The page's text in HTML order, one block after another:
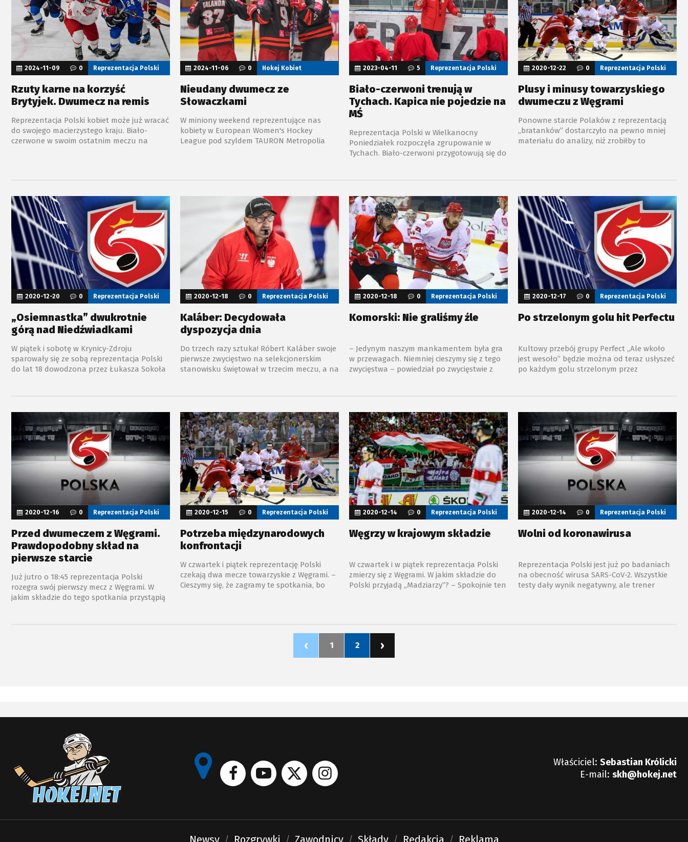
Rzuty karne na korzyść
Brytyjek. Dwumecz na remis
Reprezentacja Polski kobiet może już wracać
do swojego macierzystego kraju. Biało-
czerwone w swoim ostatnim meczu na
2024-11-09 0 Reprezentacja Polski
Nieudany dwumecz ze
Słowaczkami
W miniony weekend reprezentujące nas
kobiety w European Women's Hockey
League pod szyldem TAURON Metropolia
2024-11-06 0 Hokej Kobiet
Biało-czerwoni trenują w
Tychach. Kapica nie pojedzie na
MŚ
Reprezentacja Polski w Wielkanocny
Poniedziałek rozpoczęła zgrupowanie w
Tychach. Biało-czerwoni przygotowują się do
Mistrzostwa Świata Dywizji IA.
2023-04-11 5 Reprezentacja Polski
Plusy i minusy towarzyskiego
dwumeczu z Węgrami
Ponowne starcie Polaków z reprezentacją
„bratanków” dostarczyło na pewno mniej
materiału do analizy, niż zrobiłby to
ostatnio, wciąż zaprząta głowę trenera
Kalábera.
2020-12-22 0 Reprezentacja Polski
„Osiemnastka” dwukrotnie
górą nad Niedźwiadkami
W piątek i sobotę w Krynicy-Zdroju
sparowały się ze sobą reprezentacja Polski
do lat 18 dowodzona przez Łukasza Sokoła
wygrywając odpowiednio 5:0 i 6:2.
2020-12-20 0 Reprezentacja Polski
Kaláber: Decydowała
dyspozycja dnia
Do trzech razy sztuka! Róbert Kaláber swoje
pierwsze zwycięstwo na selekcjonerskim
stanowisku świętował w trzecim meczu, a na
na antenie TVP Sport.
2020-12-18 0 Reprezentacja Polski
Komorski: Nie graliśmy źle
– Jedynym naszym mankamentem była gra
w przewagach. Niemniej cieszymy się z tego
zwycięstwa – powiedział po zwycięstwie z
2020-12-18 0 Reprezentacja Polski
Po strzelonym golu hit Perfectu
Kultowy przebój grupy Perfect „Ale wkoło
jest wesoło” będzie można od teraz usłyszeć
po każdym golu strzelonym przez
które zakończyły się zwycięstwem biało-
czerwonych.
2020-12-17 0 Reprezentacja Polski
Przed dwumeczem z Węgrami.
Prawdopodobny skład na
pierwsze starcie
Już jutro o 18:45 reprezentacja Polski
rozegra swój pierwszy mecz z Węgrami. W
jakim składzie do tego spotkania przystąpią
2020-12-16 0 Reprezentacja Polski
Potrzeba międzynarodowych
konfrontacji
W czwartek i piątek reprezentację Polski
czekają dwa mecze towarzyskie z Węgrami. –
Cieszymy się, że zagramy te spotkania, bo
2020-12-15 0 Reprezentacja Polski
Węgrzy w krajowym składzie
W czwartek i w piątek reprezentacja Polski
zmierzy się z Węgrami. W jakim składzie do
Polski przyjadą „Madziarzy”? – Spokojnie ten
2020-12-14 0 Reprezentacja Polski
Wolni od koronawirusa
Reprezentacja Polski jest już po badaniach
na obecność wirusa SARS-CoV-2. Wszystkie
testy dały wynik negatywny, ale trener
2020-12-14 0 Reprezentacja Polski
‹ 1 2 ›
Właściciel: Sebastian Królicki
E-mail: skh@hokej.net
Newsy Rozgrywki Zawodnicy Składy Redakcja Reklama